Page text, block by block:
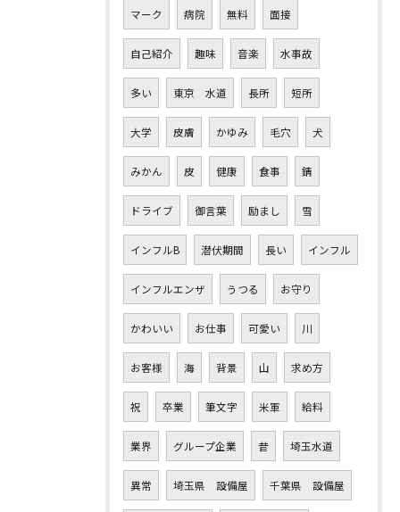
マーク 病院 無料 面接
自己紹介 趣味 音楽 水事故
多い 東京 水道 長所 短所
大学 皮膚 かゆみ 毛穴 犬
みかん 皮 健康 食事 錆
ドライブ 御言葉 励まし 雪
インフルB 潜伏期間 長い インフル
インフルエンザ うつる お守り
かわいい お仕事 可愛い 川
お客様 海 背景 山 求め方
祝 卒業 筆文字 米軍 給料
業界 グループ企業 昔 埼玉水道
異常 埼玉県 設備屋 千葉県 設備屋